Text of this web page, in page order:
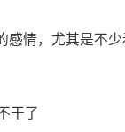
情，尤其是不